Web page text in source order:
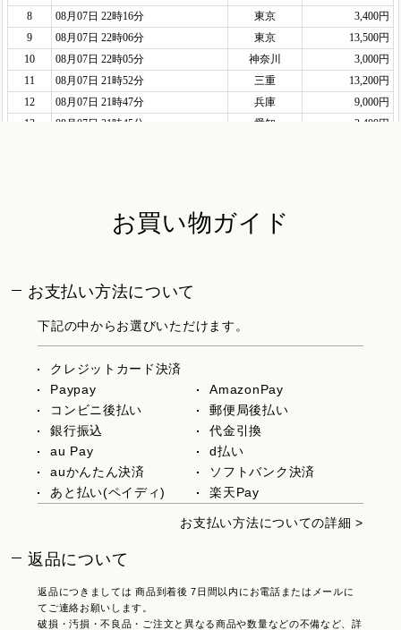
お買い物ガイド
お支払い方法について
下記の中からお選びいただけます。
クレジットカード決済
Paypay
AmazonPay
コンビニ後払い
郵便局後払い
銀行振込
代金引換
au Pay
d払い
auかんたん決済
ソフトバンク決済
あと払い(ペイディ)
楽天Pay
お支払い方法についての詳細 >
返品について
返品につきましては 商品到着後 7日間以内にお電話またはメールに
てご連絡お願いします。
破損・汚損・不良品・ご注文と異なる商品や数量などの不備など、詳